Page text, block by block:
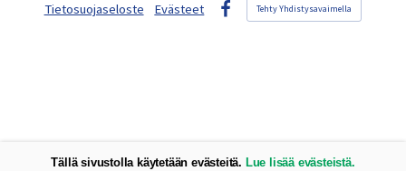
Tietosuojaseloste
Evästeet
Facebook
Tehty Yhdistysavaimella
Tällä sivustolla käytetään evästeitä. Lue lisää evästeistä.